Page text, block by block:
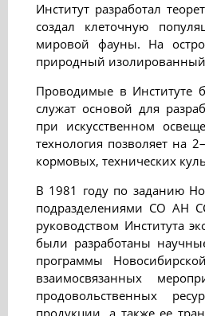
Институт разработал
создал клеточную
мировой фауны. На
природный изолированный
Проводимые в Институте
служат основой для
при искусственном
технология позволяет на
кормовых, технических
В 1981 году по заданию
подразделениями СО АН
руководством Института
были разработаны
программы
взаимосвязанных
продовольственных
продукции, а также ее